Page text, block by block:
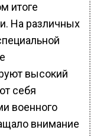
итоге
На различных
высокий
себя
военного
внимание